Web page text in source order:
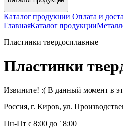
Каталог продукции Оплата и
ГлавнаяКаталог продукции
Пластинки твердосплавные
Пластинки
Извините! :( В данный момент в
Россия, г. Киров, ул.
Пн-Пт с 8:00 до 18:00